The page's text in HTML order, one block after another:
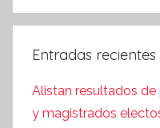
Entradas recientes
Alistan resultados de
y magistrados